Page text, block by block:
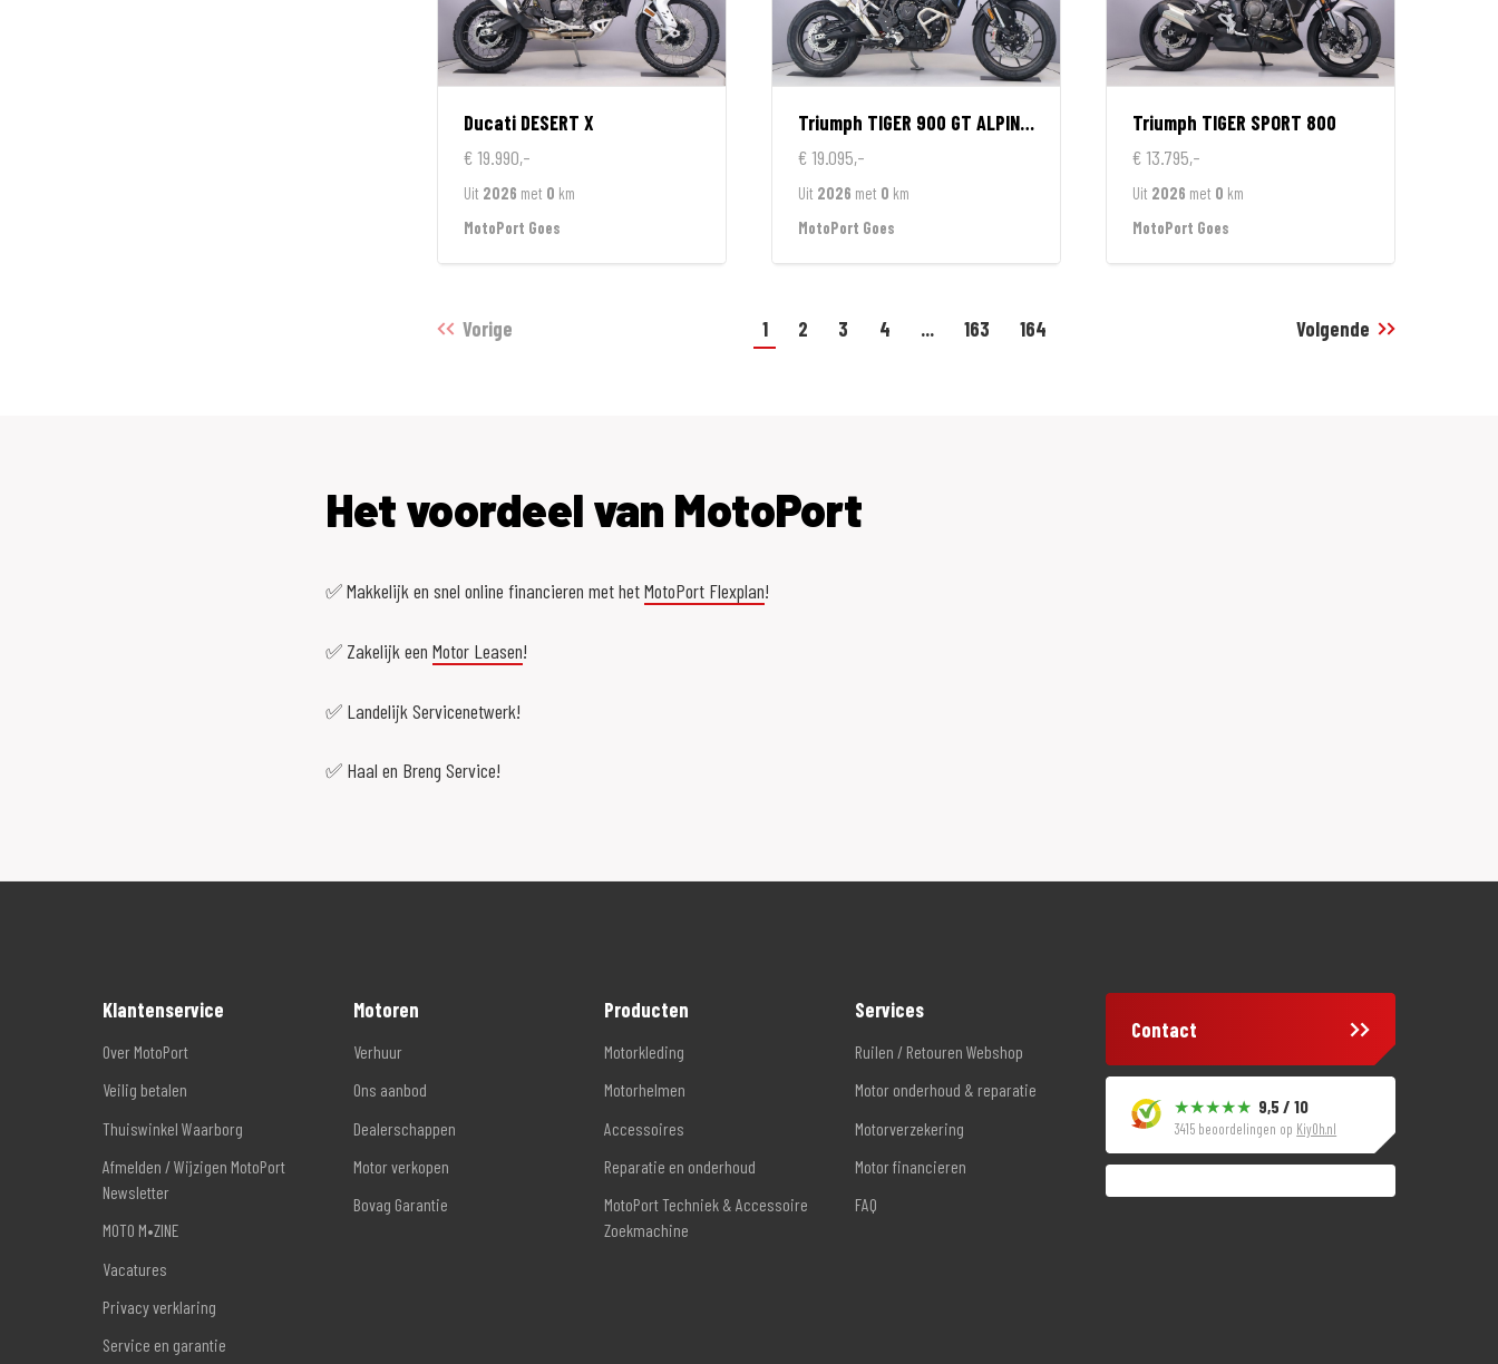
Ducati DESERT X
€ 19.990,-
Uit 2026 met 0 km
MotoPort Goes
Triumph TIGER 900 GT ALPINE EDITION
€ 19.095,-
Uit 2026 met 0 km
MotoPort Goes
Triumph TIGER SPORT 800
€ 13.795,-
Uit 2026 met 0 km
MotoPort Goes
Vorige 1 2 3 4 ... 163 164 Volgende
Het voordeel van MotoPort
✅ Makkelijk en snel online financieren met hetMotoPort Flexplan!
✅ Zakelijk een Motor Leasen!
✅ Landelijk Servicenetwerk!
✅ Haal en Breng Service!
Klantenservice
Over MotoPort
Veilig betalen
Thuiswinkel Waarborg
Afmelden / Wijzigen MotoPort
Newsletter
MOTO M•ZINE
Vacatures
Privacy verklaring
Service en garantie
Motoren
Verhuur
Ons aanbod
Dealerschappen
Motor verkopen
Bovag Garantie
Producten
Motorkleding
Motorhelmen
Accessoires
Reparatie en onderhoud
MotoPort Techniek & Accessoire
Zoekmachine
Services
Ruilen / Retouren Webshop
Motor onderhoud & reparatie
Motorverzekering
Motor financieren
FAQ
Contact
9,5 / 10
3415 beoordelingen op KiyOh.nl